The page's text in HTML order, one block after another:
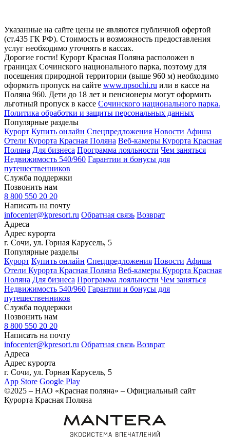
Указанные на сайте цены не являются публичной офертой
(ст.435 ГК РФ). Стоимость и возможность предоставления
услуг необходимо уточнять в кассах.
Дорогие гости! Курорт Красная Поляна расположен в
границах Сочинского национального парка, поэтому для
посещения природной территории (выше 960 м) необходимо
оформить пропуск на сайте www.npsochi.ru или в кассе на
Поляна 960. Дети до 18 лет и пенсионеры могут оформить
льготный пропуск в кассе Сочинского национального парка.
Политика обработки и защиты персональных данных
Популярные разделы
Курорт Купить онлайн Спецпредложения Новости Афиша
Отели Курорта Красная Поляна Веб-камеры Курорта Красная
Поляна Для бизнеса Программа лояльности Чем заняться
Недвижимость 540/960 Гарантии и бонусы для
путешественников
Служба поддержки
Позвонить нам
8 800 550 20 20
Написать на почту
infocenter@kpresort.ru Обратная связь Возврат
Адреса
Адрес курорта
г. Сочи, ул. Горная Карусель, 5
Популярные разделы
Курорт Купить онлайн Спецпредложения Новости Афиша
Отели Курорта Красная Поляна Веб-камеры Курорта Красная
Поляна Для бизнеса Программа лояльности Чем заняться
Недвижимость 540/960 Гарантии и бонусы для
путешественников
Служба поддержки
Позвонить нам
8 800 550 20 20
Написать на почту
infocenter@kpresort.ru Обратная связь Возврат
Адреса
Адрес курорта
г. Сочи, ул. Горная Карусель, 5
App Store Google Play
©2025 – НАО «Красная поляна» – Официальный сайт
Курорта Красная Поляна